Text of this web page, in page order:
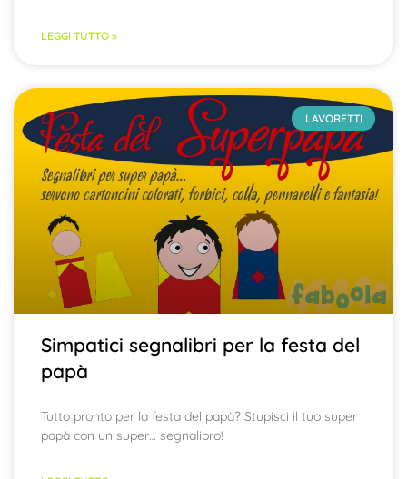
LEGGI TUTTO »
LAVORETTI
Simpatici segnalibri per la festa del
papà
Tutto pronto per la festa del papà? Stupisci il tuo super
papà con un super… segnalibro!